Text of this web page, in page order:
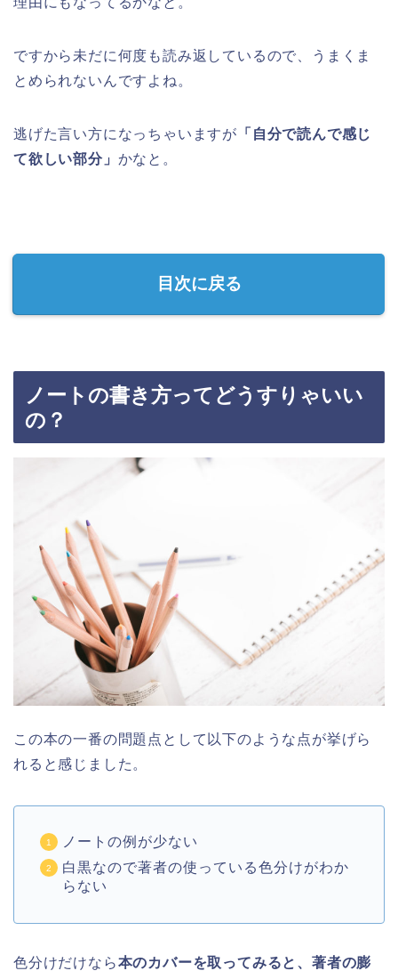
ですから未だに何度も読み返しているので、うまくま
とめられないんですよね。
逃げた言い方になっちゃいますが 「自分で読んで感じ
て欲しい部分」 かなと。
目次に戻る
ノートの書き方ってどうすりゃいい
の？
この本の一番の問題点として以下のような点が挙げら
れると感じました。
ノートの例が少ない
白黒なので著者の使っている色分けがわか
らない
色分けだけなら本のカバーを取ってみると、著者の膨